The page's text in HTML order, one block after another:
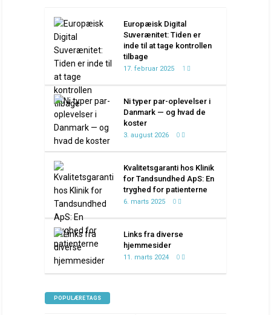
Europæisk Digital
Suverænitet: Tiden er
inde til at tage kontrollen
tilbage
17. februar 2025 1
Ni typer par-oplevelser i
Danmark — og hvad de
koster
3. august 2026 0
Kvalitetsgaranti hos Klinik
for Tandsundhed ApS: En
tryghed for patienterne
6. marts 2025 0
Links fra diverse
hjemmesider
11. marts 2024 0
POPULÆRE TAGS